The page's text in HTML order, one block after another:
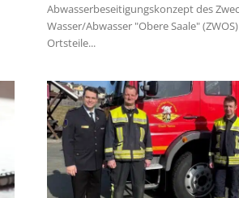
Abwasserbeseitigungskonzept des
Wasser/Abwasser "Obere Saale"
Ortsteile...